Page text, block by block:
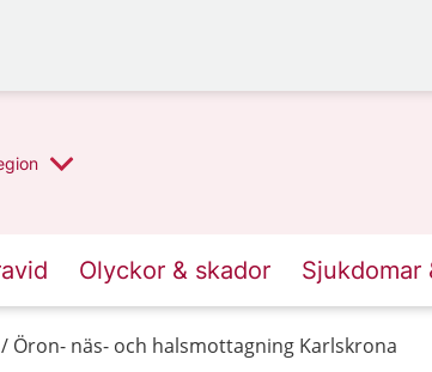
Olyckor & skador Sjukdomar
Öron- näs- och halsmottagning Karlskrona